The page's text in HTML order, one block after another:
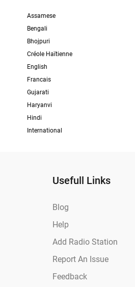
Assamese
Bengali
Bhojpuri
Créole Haïtienne
English
Francais
Gujarati
Haryanvi
Hindi
International
Usefull Links
Blog
Help
Add Radio Station
Report An Issue
Feedback